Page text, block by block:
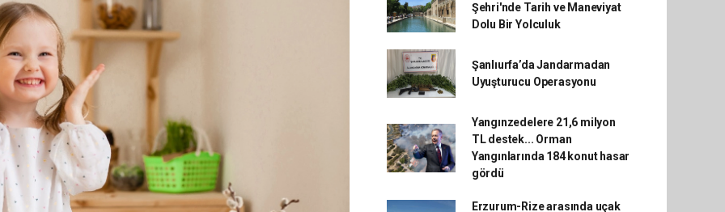
Şehri'nde Tarih ve Maneviyat
Dolu Bir Yolculuk
Şanlıurfa’da Jandarmadan
Uyuşturucu Operasyonu
Yangınzedelere 21,6 milyon
TL destek... Orman
Yangınlarında 184 konut hasar
gördü
Erzurum-Rize arasında uçak